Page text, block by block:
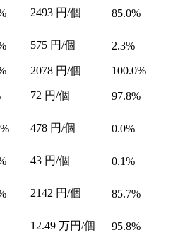
2493 円/個 85.0%
575 円/個 2.3%
2078 円/個 100.0%
72 円/個 97.8%
478 円/個 0.0%
43 円/個 0.1%
2142 円/個 85.7%
12.49 万円/個 95.8%